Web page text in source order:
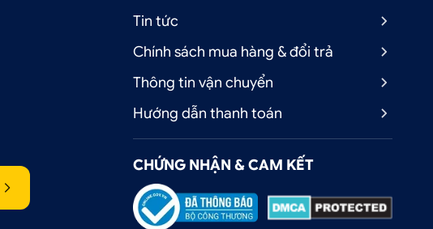
Tin tức
Chính sách mua hàng & đổi trả
Thông tin vận chuyển
Hướng dẫn thanh toán
CHỨNG NHẬN & CAM KẾT